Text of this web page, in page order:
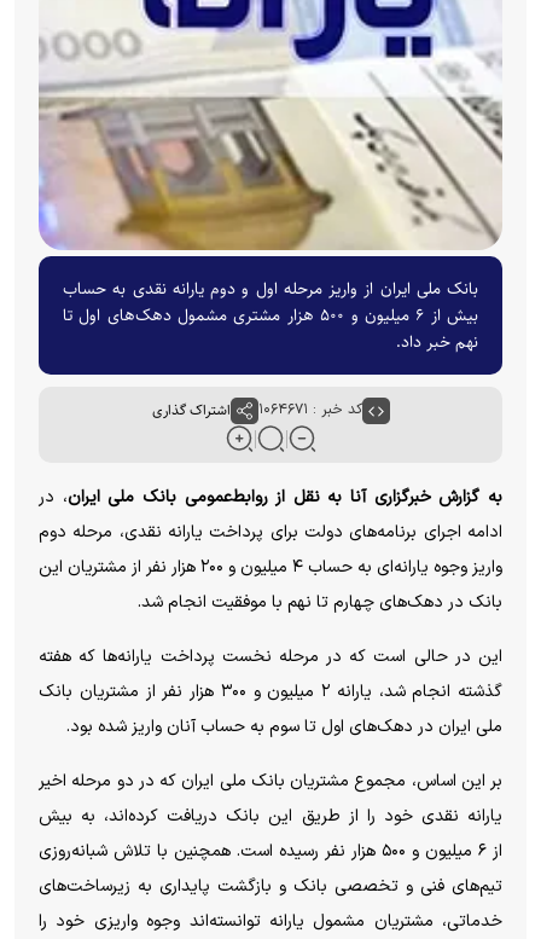
بانک ملی ایران از واریز مرحله اول و دوم یارانه نقدی به حساب
بیش از ۶ میلیون و ۵۰۰ هزار مشتری مشمول دهک‌های اول تا
نهم خبر داد.
کد خبر : ۱۰۶۴۶۷۱ اشتراک گذاری
به گزارش خبرگزاری آنا به نقل از روابط‌عمومی بانک ملی ایران، در
ادامه اجرای برنامه‌های دولت برای پرداخت یارانه نقدی، مرحله دوم
واریز وجوه یارانه‌ای به حساب ۴ میلیون و ۲۰۰هزار نفر از مشتریان این
بانک در دهک‌های چهارم تا نهم با موفقیت انجام شد.
این در حالی است که در مرحله نخست پرداخت یارانه‌ها که هفته
گذشته انجام شد، یارانه ۲ میلیون و ۳۰۰ هزار نفر از مشتریان بانک
ملی ایران در دهک‌های اول تا سوم به حساب آنان واریز شده بود.
بر این اساس، مجموع مشتریان بانک ملی ایران که در دو مرحله اخیر
یارانه نقدی خود را از طریق این بانک دریافت کرده‌اند، به بیش
از ۶ میلیون و ۵۰۰ هزار نفر رسیده است. همچنین با تلاش شبانه‌روزی
تیم‌های فنی و تخصصی بانک و بازگشت پایداری به زیرساخت‌های
خدماتی، مشتریان مشمول یارانه توانسته‌اند وجوه واریزی خود را